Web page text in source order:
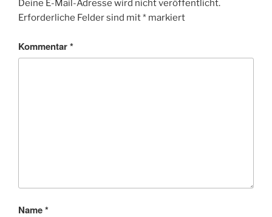
Deine E-Mail-Adresse wird nicht veröffentlicht.
Erforderliche Felder sind mit* markiert
Kommentar*
Name*